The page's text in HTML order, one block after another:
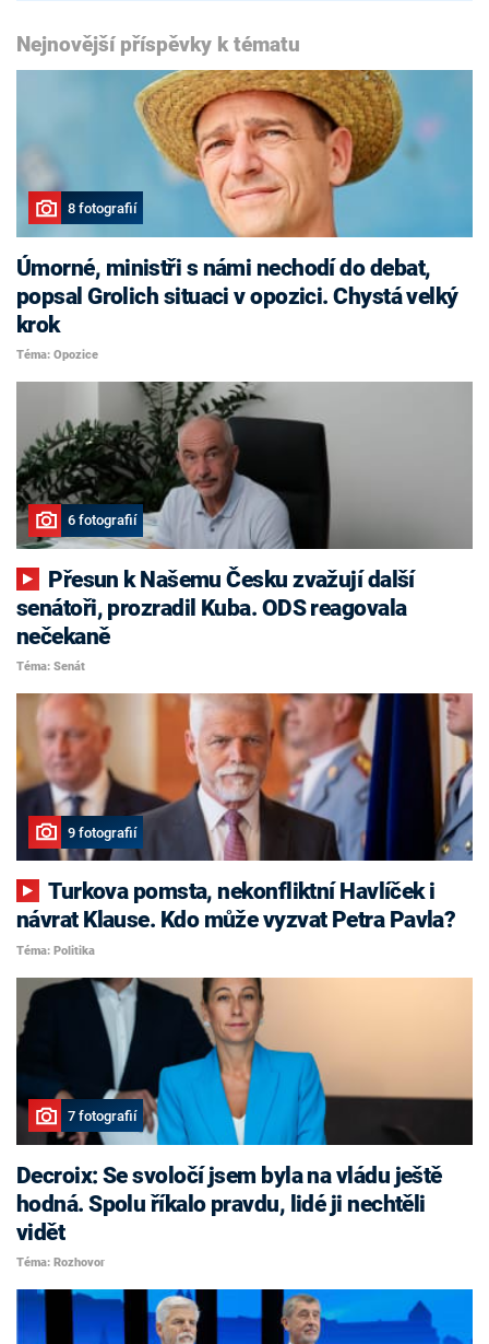
Nejnovější příspěvky k tématu
8 fotografií
Úmorné, ministři s námi nechodí do debat,
popsal Grolich situaci v opozici. Chystá velký
krok
Téma: Opozice
6 fotografií
senátoři, prozradil Kuba. ODS reagovala
nečekaně
Téma: Senát
9 fotografií
Turkova pomsta, nekonfliktní Havlíček i
návrat Klause. Kdo může vyzvat Petra Pavla?
Téma: Politika
7 fotografií
Decroix: Se svoločí jsem byla na vládu ještě
hodná. Spolu říkalo pravdu, lidé ji nechtěli
vidět
Téma: Rozhovor